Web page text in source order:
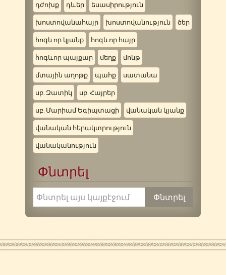
դժոխք դևեր եսասիրություն
խոստովանահայր խոստովանություն ծեր
հոգևոր կյանք հոգևոր հայր
հոգևոր պայքար մեղք մոնթ
մտային աղոթք պահք սատանա
սբ. Զատիկ սբ. Հայրեր
սբ. Մարիամ Եգիպտացի վանական կյանք
վանական հերակտրություն
վանականություն
Փնտրել